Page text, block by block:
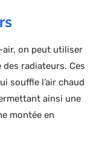
air, on peut utiliser
radiateurs. Ces
souffle l’air chaud
ainsi une
montée en